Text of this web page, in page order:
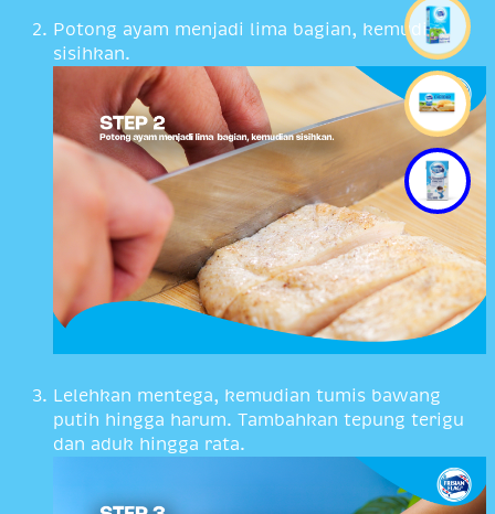
Potong ayam menjadi lima bagian, kemudian
sisihkan.
Lelehkan mentega, kemudian tumis bawang
putih hingga harum. Tambahkan tepung terigu
dan aduk hingga rata.